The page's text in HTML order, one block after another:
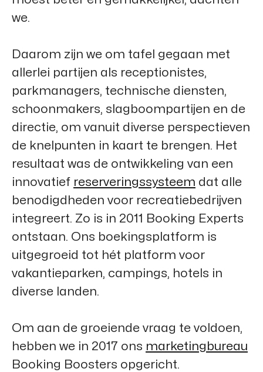
we.
Daarom zijn we om tafel gegaan met
allerlei partijen als receptionistes,
parkmanagers, technische diensten,
schoonmakers, slagboompartijen en de
directie, om vanuit diverse perspectieven
de knelpunten in kaart te brengen. Het
resultaat was de ontwikkeling van een
innovatief reserveringssysteem dat alle
benodigdheden voor recreatiebedrijven
integreert. Zo is in 2011 Booking Experts
ontstaan. Ons boekingsplatform is
uitgegroeid tot hét platform voor
vakantieparken, campings, hotels in
diverse landen.
Om aan de groeiende vraag te voldoen,
hebben we in 2017 ons marketingbureau
Booking Boosters opgericht.